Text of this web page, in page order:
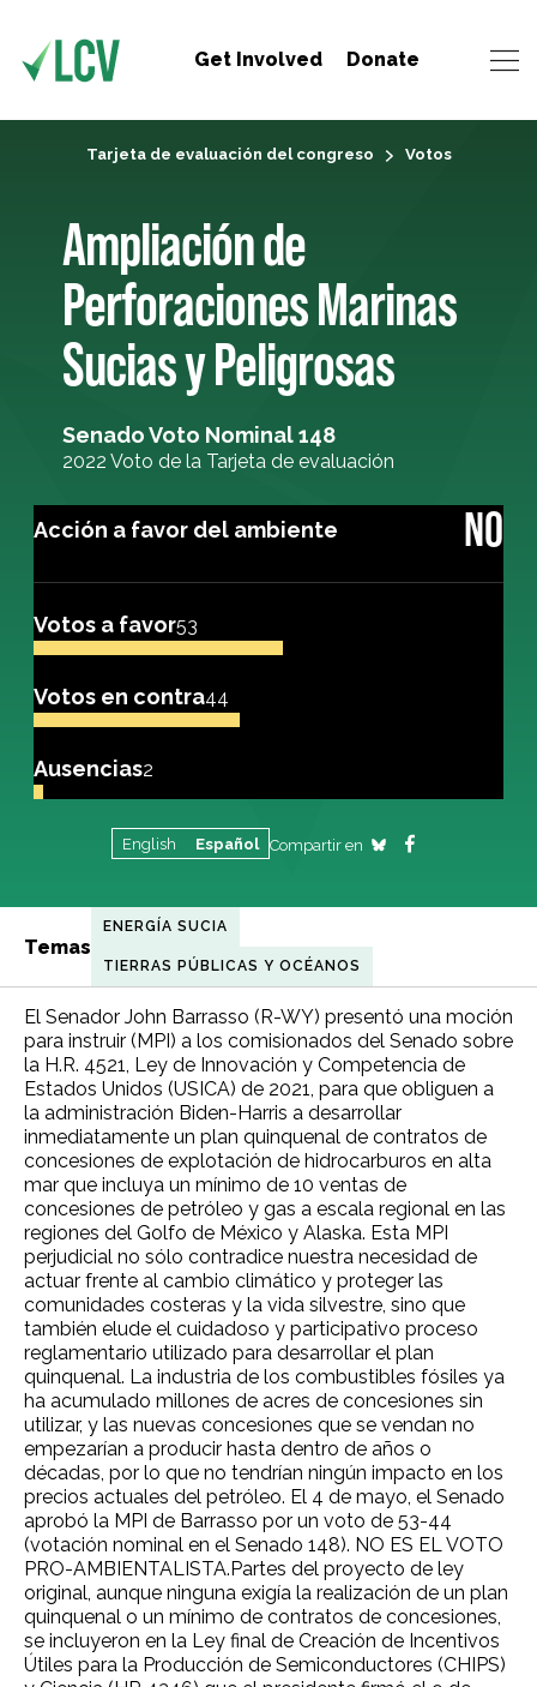
Get Involved Donate
Tarjeta de evaluación del congreso Votos
Ampliación de
Perforaciones Marinas
Sucias y Peligrosas
Senado Voto Nominal 148
2022 Voto de la Tarjeta de evaluación
Acción a favor del ambiente NO
Votos a favor53
Votos en contra44
Ausencias2
English Español Compartir en
Temas
ENERGÍA SUCIA
TIERRAS PÚBLICAS Y OCÉANOS
El Senador John Barrasso (R-WY) presentó una moción
para instruir (MPI) a los comisionados del Senado sobre
la H.R. 4521, Ley de Innovación y Competencia de
Estados Unidos (USICA) de 2021, para que obliguen a
la administración Biden-Harris a desarrollar
inmediatamente un plan quinquenal de contratos de
concesiones de explotación de hidrocarburos en alta
mar que incluya un mínimo de 10 ventas de
concesiones de petróleo y gas a escala regional en las
regiones del Golfo de México y Alaska. Esta MPI
perjudicial no sólo contradice nuestra necesidad de
actuar frente al cambio climático y proteger las
comunidades costeras y la vida silvestre, sino que
también elude el cuidadoso y participativo proceso
reglamentario utilizado para desarrollar el plan
quinquenal. La industria de los combustibles fósiles ya
ha acumulado millones de acres de concesiones sin
utilizar, y las nuevas concesiones que se vendan no
empezarían a producir hasta dentro de años o
décadas, por lo que no tendrían ningún impacto en los
precios actuales del petróleo. El 4 de mayo, el Senado
aprobó la MPI de Barrasso por un voto de 53-44
(votación nominal en el Senado 148). NO ES EL VOTO
PRO-AMBIENTALISTA.Partes del proyecto de ley
original, aunque ninguna exigía la realización de un plan
quinquenal o un mínimo de contratos de concesiones,
se incluyeron en la Ley final de Creación de Incentivos
Útiles para la Producción de Semiconductores (CHIPS)